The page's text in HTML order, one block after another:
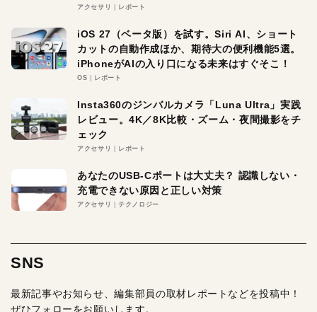
アクセサリ レポート
iOS 27（ベータ版）を試す。Siri AI、ショート
カットの自動作成ほか、期待大の便利機能5選。
iPhoneがAIの入り口になる未来はすぐそこ！
OS レポート
Insta360のジンバルカメラ「Luna Ultra」実践
レビュー。4K／8K比較・ズーム・夜間撮影をチ
ェック
アクセサリ レポート
あなたのUSB-Cポートは大丈夫？ 認識しない・
充電できない原因と正しい対策
アクセサリ テクノロジー
SNS
最新記事やお知らせ、編集部員の取材レポートなどを投稿中！
ぜひフォローをお願いします。